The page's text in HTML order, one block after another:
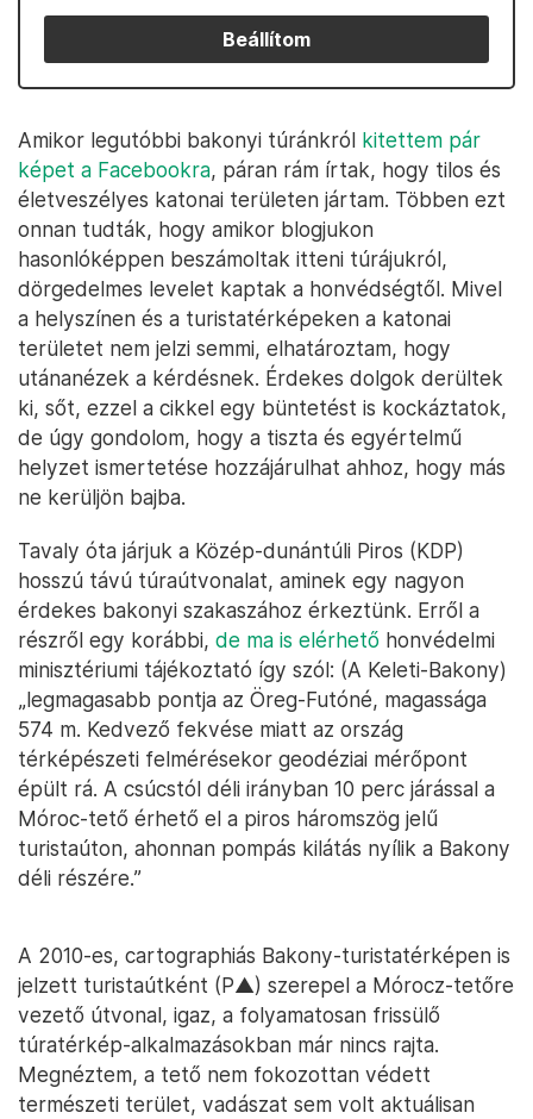
Beállítom
Amikor legutóbbi bakonyi túránkról kitettem pár
képet a Facebookra, páran rám írtak, hogy tilos és
életveszélyes katonai területen jártam. Többen ezt
onnan tudták, hogy amikor blogjukon
hasonlóképpen beszámoltak itteni túrájukról,
dörgedelmes levelet kaptak a honvédségtől. Mivel
a helyszínen és a turistatérképeken a katonai
területet nem jelzi semmi, elhatároztam, hogy
utánanézek a kérdésnek. Érdekes dolgok derültek
ki, sőt, ezzel a cikkel egy büntetést is kockáztatok,
de úgy gondolom, hogy a tiszta és egyértelmű
helyzet ismertetése hozzájárulhat ahhoz, hogy más
ne kerüljön bajba.
Tavaly óta járjuk a Közép-dunántúli Piros (KDP)
hosszú távú túraútvonalat, aminek egy nagyon
érdekes bakonyi szakaszához érkeztünk. Erről a
részről egy korábbi, de ma is elérhető honvédelmi
minisztériumi tájékoztató így szól: (A Keleti-Bakony)
„legmagasabb pontja az Öreg-Futóné, magassága
574 m. Kedvező fekvése miatt az ország
térképészeti felmérésekor geodéziai mérőpont
épült rá. A csúcstól déli irányban 10 perc járással a
Móroc-tető érhető el a piros háromszög jelű
turistaúton, ahonnan pompás kilátás nyílik a Bakony
déli részére.”
A 2010-es, cartographiás Bakony-turistatérképen is
jelzett turistaútként (P▲) szerepel a Mórocz-tetőre
vezető útvonal, igaz, a folyamatosan frissülő
túratérkép-alkalmazásokban már nincs rajta.
Megnéztem, a tető nem fokozottan védett
természeti terület, vadászat sem volt aktuálisan